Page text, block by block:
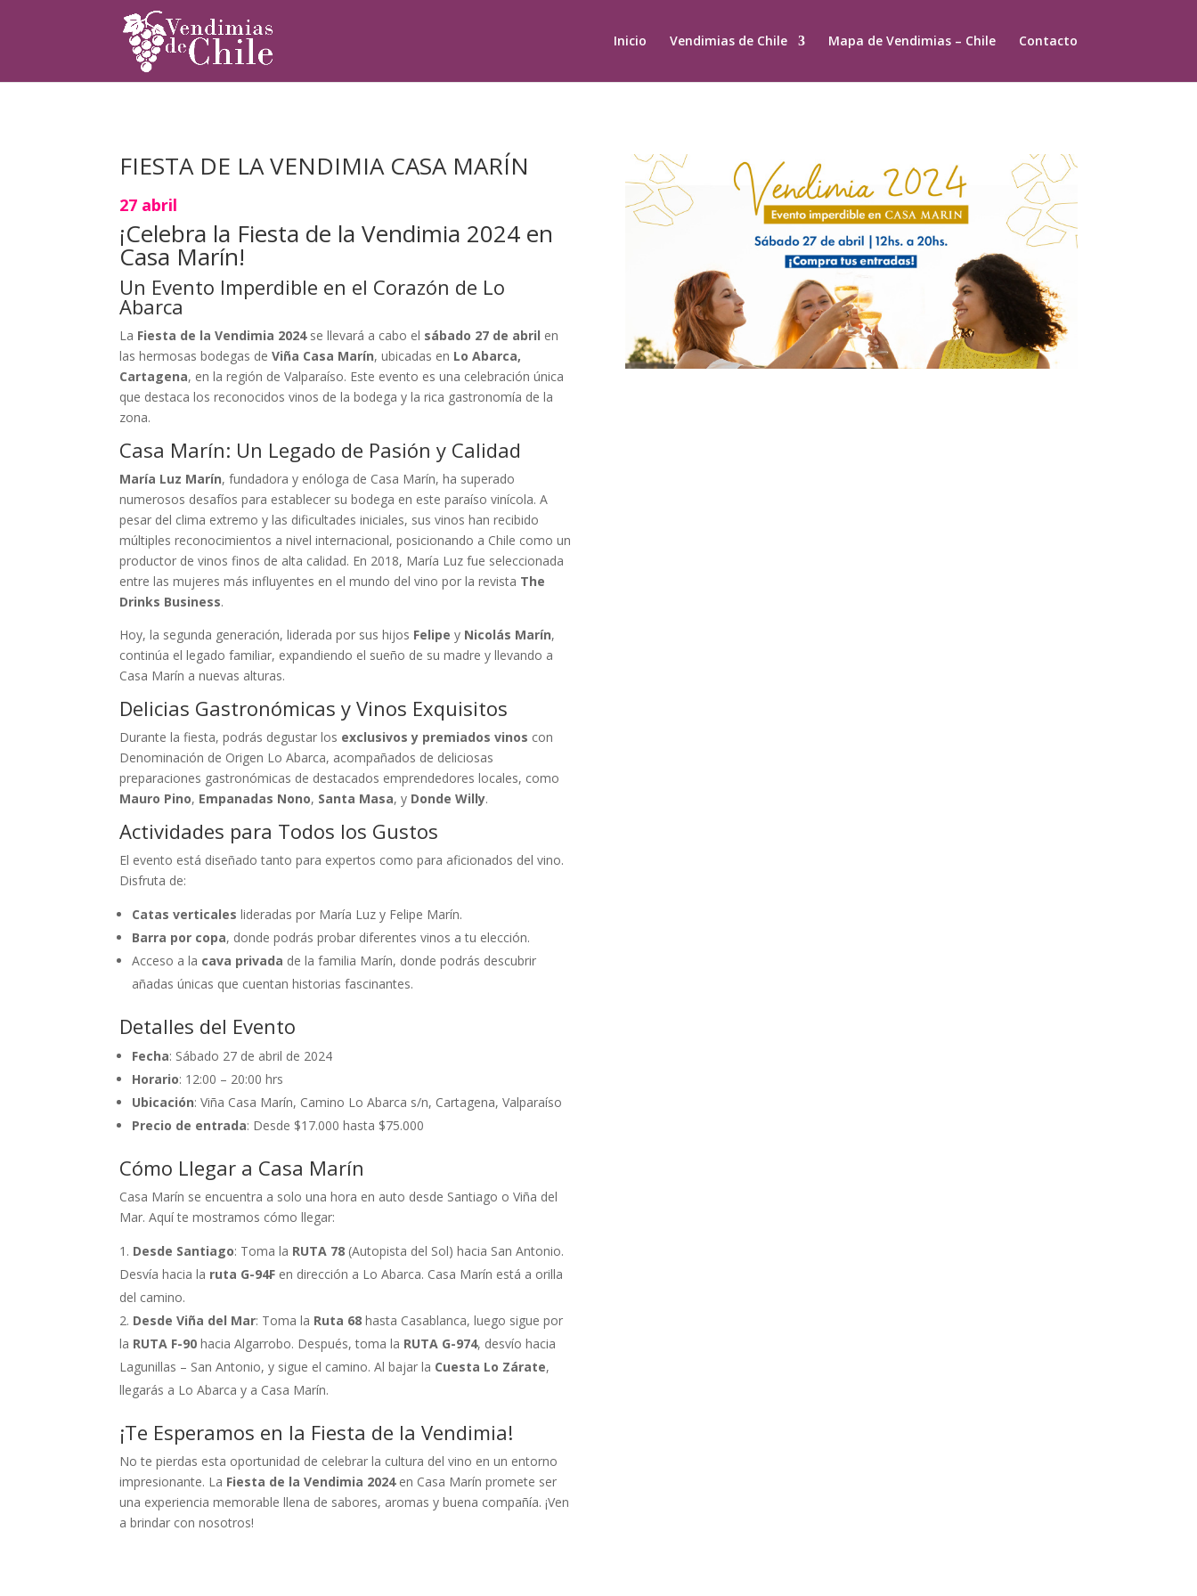
Inicio Vendimias de Chile Mapa de Vendimias – Chile Contacto
FIESTA DE LA VENDIMIA CASA MARÍN
27 abril
¡Celebra la Fiesta de la Vendimia 2024 en
Casa Marín!
Un Evento Imperdible en el Corazón de Lo
Abarca
La Fiesta de la Vendimia 2024se llevará a cabo el sábado 27 de abril en
las hermosas bodegas deViña Casa Marín, ubicadas en Lo Abarca,
Cartagena, en la región de Valparaíso. Este evento es una celebración única
que destaca los reconocidos vinos de la bodega y la rica gastronomía de la
zona.
Casa Marín: Un Legado de Pasión y Calidad
María Luz Marín, fundadora y enóloga de Casa Marín, ha superado
numerosos desafíos para establecer su bodega en este paraíso vinícola. A
pesar del clima extremo y las dificultades iniciales, sus vinos han recibido
múltiples reconocimientos a nivel internacional, posicionando a Chile como un
productor de vinos finos de alta calidad. En 2018, María Luz fue seleccionada
entre las mujeres más influyentes en el mundo del vino por la revista The
Drinks Business.
Hoy, la segunda generación, liderada por sus hijos Felipe y Nicolás Marín,
continúa el legado familiar, expandiendo el sueño de su madre y llevando a
Casa Marín a nuevas alturas.
Delicias Gastronómicas y Vinos Exquisitos
Durante la fiesta, podrás degustar los exclusivos y premiados vinos con
Denominación de Origen Lo Abarca, acompañados de deliciosas
preparaciones gastronómicas de destacados emprendedores locales, como
Mauro Pino, Empanadas Nono, Santa Masa, y Donde Willy.
Actividades para Todos los Gustos
El evento está diseñado tanto para expertos como para aficionados del vino.
Disfruta de:
Catas verticales lideradas por María Luz y Felipe Marín.
Barra por copa, donde podrás probar diferentes vinos a tu elección.
Acceso a la cava privada de la familia Marín, donde podrás descubrir
añadas únicas que cuentan historias fascinantes.
Detalles del Evento
Fecha: Sábado 27 de abril de 2024
Horario: 12:00 – 20:00 hrs
Ubicación: Viña Casa Marín, Camino Lo Abarca s/n, Cartagena, Valparaíso
Precio de entrada: Desde $17.000 hasta $75.000
Cómo Llegar a Casa Marín
Casa Marín se encuentra a solo una hora en auto desde Santiago o Viña del
Mar. Aquí te mostramos cómo llegar:
Desde Santiago: Toma la RUTA 78 (Autopista del Sol) hacia San Antonio.
Desvía hacia la ruta G-94F en dirección a Lo Abarca. Casa Marín está a orilla
del camino.
Desde Viña del Mar: Toma la Ruta 68 hasta Casablanca, luego sigue por
la RUTA F-90 hacia Algarrobo. Después, toma la RUTA G-974, desvío hacia
Lagunillas – San Antonio, y sigue el camino. Al bajar la Cuesta Lo Zárate,
llegarás a Lo Abarca y a Casa Marín.
¡Te Esperamos en la Fiesta de la Vendimia!
No te pierdas esta oportunidad de celebrar la cultura del vino en un entorno
impresionante. La Fiesta de la Vendimia 2024en Casa Marín promete ser
una experiencia memorable llena de sabores, aromas y buena compañía. ¡Ven
a brindar con nosotros!